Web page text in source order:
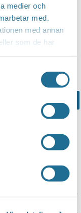
medier och
med.
med annan
som de har
with Google
that the
and not